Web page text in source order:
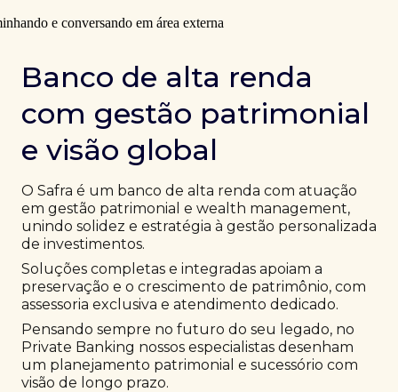
Banco de alta renda
com gestão patrimonial
e visão global
O Safra é um banco de alta renda com atuação
em gestão patrimonial e wealth management,
unindo solidez e estratégia à gestão personalizada
de investimentos.
Soluções completas e integradas apoiam a
preservação e o crescimento de patrimônio, com
assessoria exclusiva e atendimento dedicado.
Pensando sempre no futuro do seu legado, no
Private Banking nossos especialistas desenham
um planejamento patrimonial e sucessório com
visão de longo prazo.